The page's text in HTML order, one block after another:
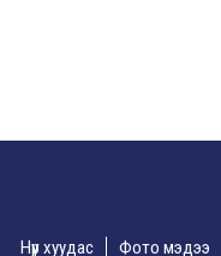
Нүүр хуудас Фото мэдээ